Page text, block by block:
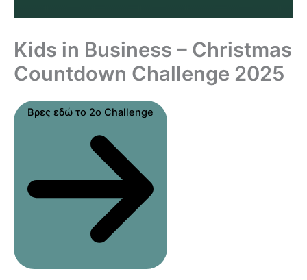
Kids in Business – Christmas
Countdown Challenge 2025
Βρες εδώ το 2ο Challenge